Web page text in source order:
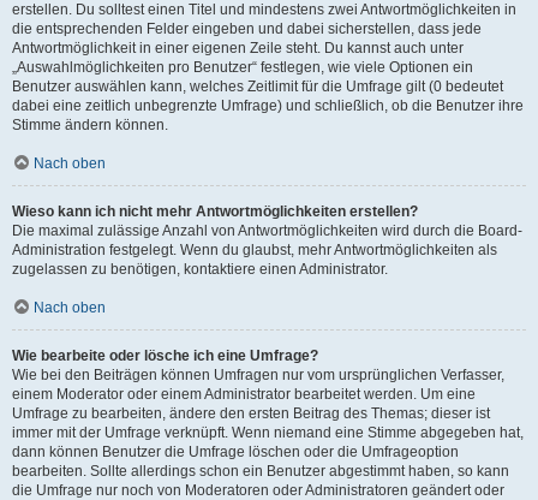
erstellen. Du solltest einen Titel und mindestens zwei Antwortmöglichkeiten in
die entsprechenden Felder eingeben und dabei sicherstellen, dass jede
Antwortmöglichkeit in einer eigenen Zeile steht. Du kannst auch unter
„Auswahlmöglichkeiten pro Benutzer“ festlegen, wie viele Optionen ein
Benutzer auswählen kann, welches Zeitlimit für die Umfrage gilt (0 bedeutet
dabei eine zeitlich unbegrenzte Umfrage) und schließlich, ob die Benutzer ihre
Stimme ändern können.
Nach oben
Wieso kann ich nicht mehr Antwortmöglichkeiten erstellen?
Die maximal zulässige Anzahl von Antwortmöglichkeiten wird durch die Board-
Administration festgelegt. Wenn du glaubst, mehr Antwortmöglichkeiten als
zugelassen zu benötigen, kontaktiere einen Administrator.
Nach oben
Wie bearbeite oder lösche ich eine Umfrage?
Wie bei den Beiträgen können Umfragen nur vom ursprünglichen Verfasser,
einem Moderator oder einem Administrator bearbeitet werden. Um eine
Umfrage zu bearbeiten, ändere den ersten Beitrag des Themas; dieser ist
immer mit der Umfrage verknüpft. Wenn niemand eine Stimme abgegeben hat,
dann können Benutzer die Umfrage löschen oder die Umfrageoption
bearbeiten. Sollte allerdings schon ein Benutzer abgestimmt haben, so kann
die Umfrage nur noch von Moderatoren oder Administratoren geändert oder